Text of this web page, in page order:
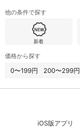
他の条件で探す
新着
価格から探す
0〜199円 200〜299円
iOS版アプリ